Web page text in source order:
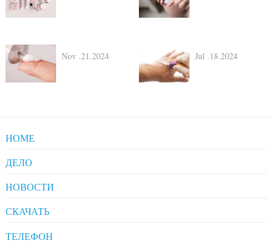
Nov .21.2024 Jul .18.2024
HOME
ДЕЛО
Pharmaceuticals
Clients' Comments
НОВОСТИ
Industrial News
СКАЧАТЬ
Company Compliance
ТЕЛЕФОН